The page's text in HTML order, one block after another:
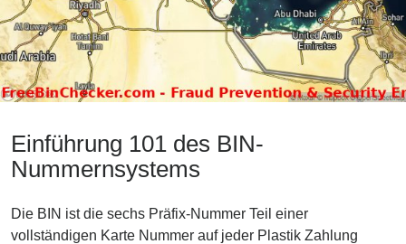
Einführung 101 des BIN-
Nummernsystems
Die BIN ist die sechs Präfix-Nummer Teil einer
vollständigen Karte Nummer auf jeder Plastik Zahlung